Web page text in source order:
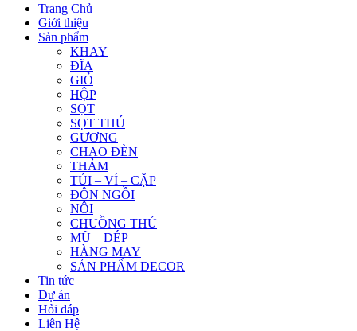
Trang Chủ
Giới thiệu
Sản phẩm
KHAY
ĐĨA
GIỎ
HỘP
SỌT
SỌT THÚ
GƯƠNG
CHAO ĐÈN
THẢM
TÚI – VÍ – CẶP
ĐÔN NGỒI
NÔI
CHUỒNG THÚ
MŨ – DÉP
HÀNG MAY
SẢN PHẨM DECOR
Tin tức
Dự án
Hỏi đáp
Liên Hệ